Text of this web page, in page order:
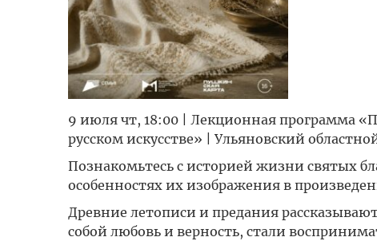
9 июля чт, 18:00 | Лекционная программа
русском искусстве» | Ульяновский
Познакомьтесь с историей жизни святых
особенностях их изображения в
Древние летописи и предания
собой любовь и верность, стали